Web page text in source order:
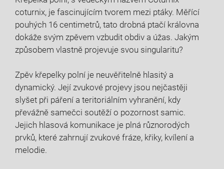
coturnix, je fascinujícím tvorem mezi ptáky. Měřící
pouhých 16 centimetrů, tato drobná ptačí královna
dokáže svým zpěvem vzbudit obdiv a úžas. Jakým
způsobem vlastně projevuje svou singularitu?
Zpěv křepelky polní je neuvěřitelně hlasitý a
dynamický. Její zvukové projevy jsou nejčastěji
slyšet při páření a teritoriálním vyhranění, kdy
převážně samečci soutěží o pozornost samic.
Jejich hlasová komunikace je plná různorodých
prvků, které zahrnují zvukové fráze, křiky, kvílení a
melodie.